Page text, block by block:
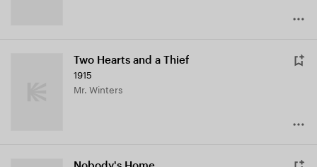
Two Hearts and a Thief
1915
Mr. Winters